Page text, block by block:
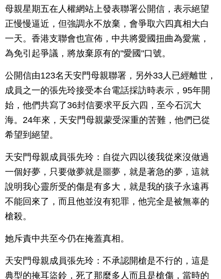
母親星期五在人權網站上發表聯署公開信，表示絕望
正慢慢逼近，但強調永不放棄，會爭取六四真相大白
一天。香港支聯會也宣佈，中共將愛國扭曲為愛黨，
為免引起爭議，將放棄原有的"愛國"口號。
公開信由123名天安門母親聯署，另外33人已經離世，
成員之一的張先玲接受本台電話採訪時表示，95年開
始，他們共寫了36封信要求平反六四，至今石沉大
海。24年來，天安門母親蒙受深重的苦難，他們已從
希望到絕望。
天安門母親成員張先玲：自從六四以後我從來沒做過
一個好夢，只要做夢就是噩夢，就是著急的夢，這就
說明我心靈所受的傷是有多大，就是我的孩子永遠再
不能回來了，而且他並沒有犯罪，他完全是被無辜的
槍殺。
她斥責中共至今仍在掩蓋真相。
天安門母親成員張先玲：不承認開槍是不行的，這是
典型的掩耳盜鈴，死了那麼多人而且是槍傷，當時的